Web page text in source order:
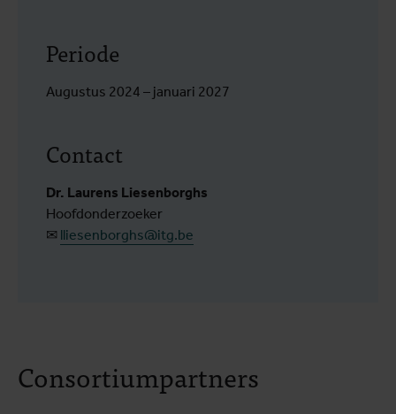
Periode
Augustus 2024 – januari 2027
Contact
Dr. Laurens Liesenborghs
Hoofdonderzoeker
✉ lliesenborghs@itg.be
Consortiumpartners